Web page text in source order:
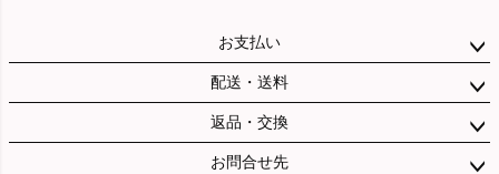
お支払い
配送・送料
返品・交換
お問合せ先